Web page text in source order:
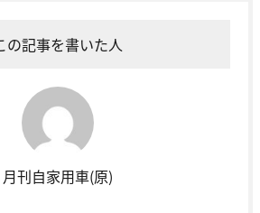
の記事を書いた人
月刊自家用車(原)